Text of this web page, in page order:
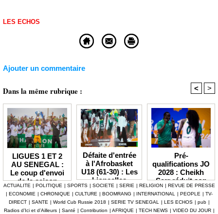
LES ECHOS
Ajouter un commentaire
Dans la même rubrique : < >
LIGUES 1 ET 2
AU SENEGAL :
Le coup d'envoi
de la saison
2026-2027
officiellement fixé
au 3 octobre
Défaite d'entrée
à l'Afrobasket
U18 (61-30) : Les
Lioncelles
balayées par le
Cameroun
Pré-
qualifications JO
2028 : Cheikh
Sarr réduit son
groupe à 13
Lionnes
ACTUALITE POLITIQUE SPORTS SOCIETE SERIE RELIGION
REVUE DE PRESSE
ECONOMIE CHRONIQUE CULTURE BOOMRANG INTERNATIONAL PEOPLE
TV-
DIRECT
SANTE World Cub Russie 2018 SERIE TV SENEGAL LES ECHOS pub
Radios d’Ici et d’Ailleurs
Santé Contribution AFRIQUE TECH NEWS VIDEO DU JOUR